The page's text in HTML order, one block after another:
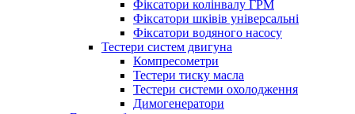
Фіксатори колінвалу ГРМ
Фіксатори шківів універсальні
Фіксатори водяного насосу
Тестери систем двигуна
Компресометри
Тестери тиску масла
Тестери системи охолодження
Димогенератори